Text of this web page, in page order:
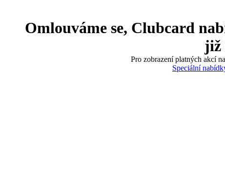
Omlouváme se, Clubcard
již
Pro zobrazení platných akcí
Speciální